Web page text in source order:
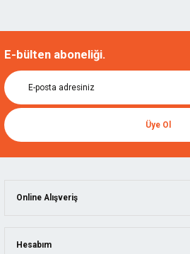
E-bülten aboneliği.
Üye Ol
Online Alışveriş
Hesabım